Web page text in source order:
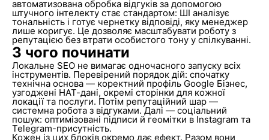
автоматизована обробка відгуків за допомогою
штучного інтелекту стає стандартом: ШІ аналізує
тональність і готує чернетку відповіді, яку менеджер
лише коригує. Це дозволяє масштабувати роботу з
репутацією без втрати особистого тону у спілкуванні.
З чого починати
Локальне SEO не вимагає одночасного запуску всіх
інструментів. Перевірений порядок дій: спочатку
технічна основа — коректний профіль Google Бізнес,
узгоджені НАТ-дані, окремі сторінки для кожної
локації та послуги. Потім репутаційний шар —
системна робота з відгуками. Далі — соціальний
пошук: оптимізовані підписи й геомітки в Instagram та
Telegram-присутність.
Кожен із цих блоків окремо дає ефект. Разом вони